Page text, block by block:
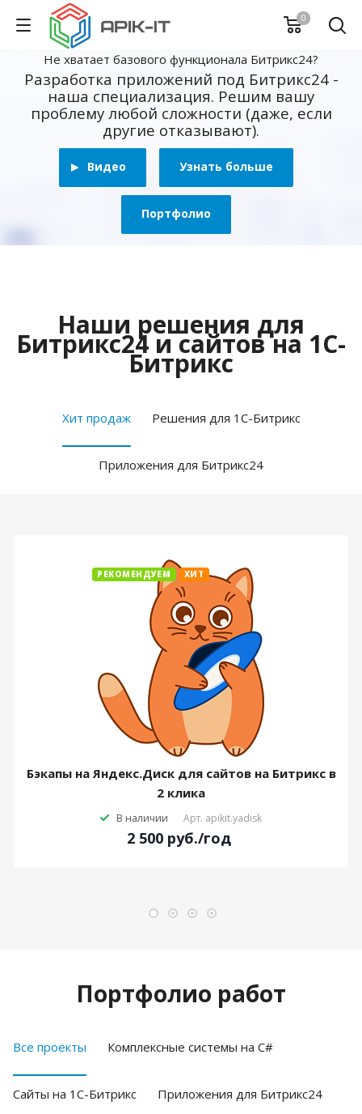
0
Не хватает базового функционала Битрикс24?
Разработка приложений под Битрикс24 -
наша специализация. Решим вашу
проблему любой сложности (даже, если
другие отказывают).
Видео Узнать больше
Портфолио
Наши решения для
Битрикс24 и сайтов на 1С-
Битрикс
Хит продаж Решения для 1С-Битрикс
Приложения для Битрикс24
РЕКОМЕНДУЕМ ХИТ
Бэкапы на Яндекс.Диск для сайтов на Битрикс в
2 клика
В наличии Арт. apikit.yadisk
2 500 руб./год
Портфолио работ
Все проекты Комплексные системы на C#
Cайты на 1С-Битрикс Приложения для Битрикс24